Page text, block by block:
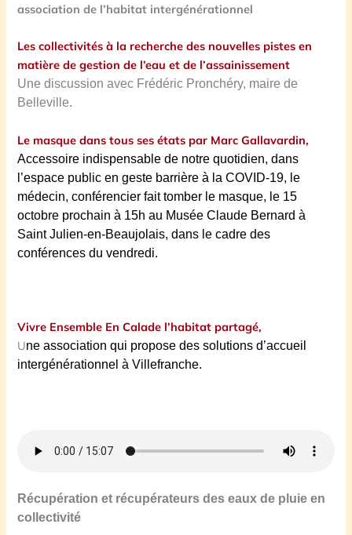
association de l’habitat intergénérationnel
Les collectivités à la recherche des nouvelles pistes en
matière de gestion de l’eau et de l’assainissement
Une discussion avec Frédéric Pronchéry, maire de
Belleville.
Le masque dans tous ses états par Marc Gallavardin,
Accessoire indispensable de notre quotidien, dans
l’espace public en geste barrière à la COVID-19, le
médecin, conférencier fait tomber le masque, le 15
octobre prochain à 15h au Musée Claude Bernard à
Saint Julien-en-Beaujolais, dans le cadre des
conférences du vendredi.
Vivre Ensemble En Calade l’habitat partagé,
Une association qui propose des solutions d’accueil
intergénérationnel à Villefranche.
Récupération et récupérateurs des eaux de pluie en
collectivité